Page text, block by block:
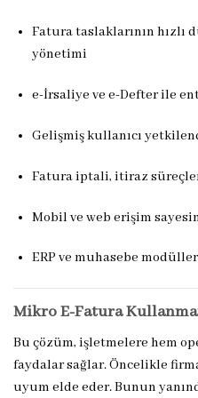
Fatura taslaklarının hızlı
yönetimi
e-İrsaliye ve e-Defter ile
Gelişmiş kullanıcı
Fatura iptali, itiraz
Mobil ve web erişim
ERP ve muhasebe
Mikro E-Fatura
Bu çözüm, işletmelere hem
faydalar sağlar. Öncelikle
uyum elde eder. Bunun